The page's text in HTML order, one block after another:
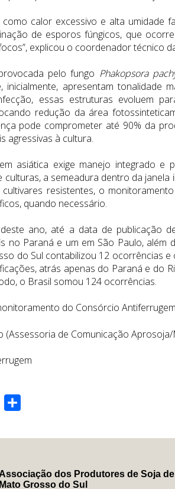
como calor excessivo e alta
de esporos fúngicos, que
explicou o coordenador técnico
pelo fungo Phakopsora
inicialmente, apresentam tonalidade
essas estruturas evoluem
redução da área
pode comprometer até 90% da
agressivas à cultura.
asiática exige manejo integrado e
a semeadura dentro da
resistentes, o
quando necessário.
ano, até a data de publicação
no Paraná e um em São Paulo,
do Sul contabilizou 12 ocorrências
atrás apenas do Paraná e do
o Brasil somou 124 ocorrências.
do Consórcio
(Assessoria de Comunicação Aprosoja/
WhatsApp
Associação dos Produtores de Soja de
Mato Grosso do Sul